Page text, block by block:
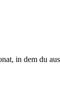
in dem du